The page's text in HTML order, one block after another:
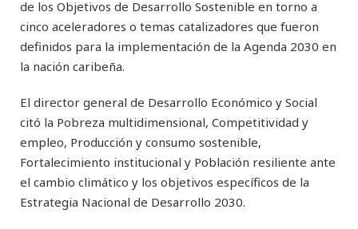
de los Objetivos de Desarrollo Sostenible en torno a
cinco aceleradores o temas catalizadores que fueron
definidos para la implementación de la Agenda 2030 en
la nación caribeña.
El director general de Desarrollo Económico y Social
citó la Pobreza multidimensional, Competitividad y
empleo, Producción y consumo sostenible,
Fortalecimiento institucional y Población resiliente ante
el cambio climático y los objetivos específicos de la
Estrategia Nacional de Desarrollo 2030.